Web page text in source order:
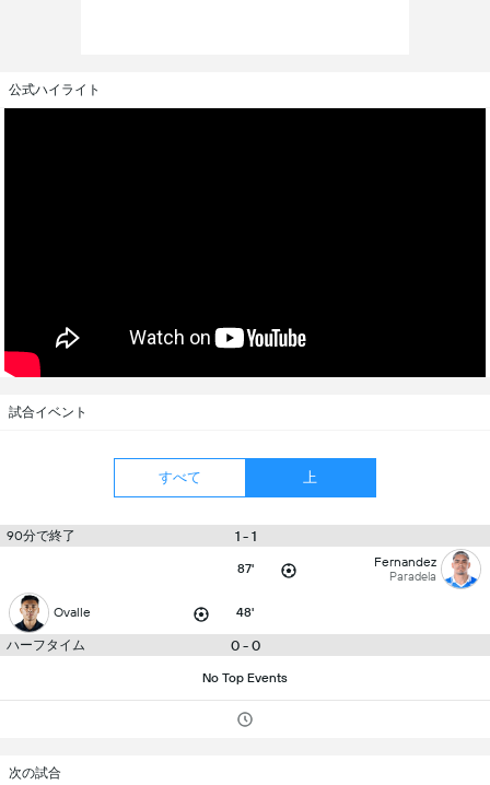
公式ハイライト
試合イベント
すべて 上
90分で終了 1 - 1
87' Fernandez
Paradela
Ovalle 48'
ハーフタイム 0 - 0
No Top Events
次の試合